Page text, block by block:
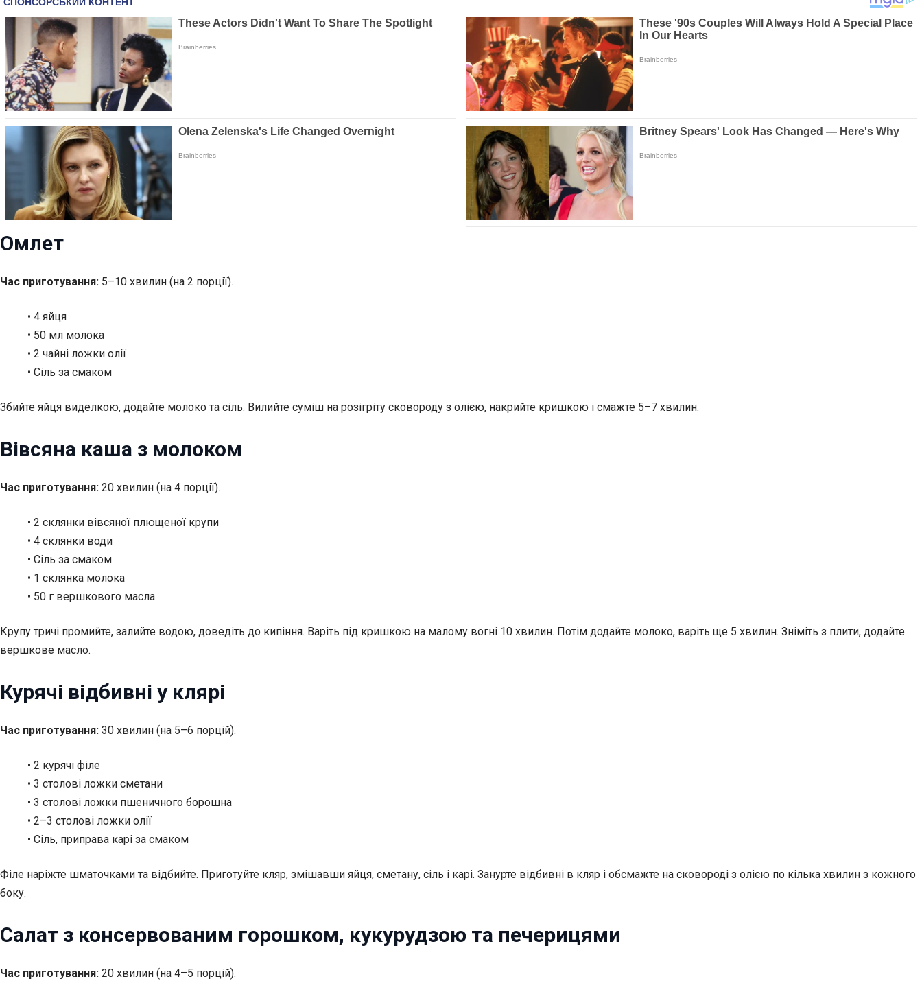
Омлет
Час приготування: 5–10 хвилин (на 2 порції).
• 4 яйця
• 50 мл молока
• 2 чайні ложки олії
• Сіль за смаком
Збийте яйця виделкою, додайте молоко та сіль. Вилийте суміш на розігріту сковороду з олією, накрийте кришкою і смажте 5–7 хвилин.
Вівсяна каша з молоком
Час приготування: 20 хвилин (на 4 порції).
• 2 склянки вівсяної плющеної крупи
• 4 склянки води
• Сіль за смаком
• 1 склянка молока
• 50 г вершкового масла
Крупу тричі промийте, залийте водою, доведіть до кипіння. Варіть під кришкою на малому вогні 10 хвилин. Потім додайте молоко, варіть ще 5 хвилин. Зніміть з плити, додайте
вершкове масло.
Курячі відбивні у клярі
Час приготування: 30 хвилин (на 5–6 порцій).
• 2 курячі філе
• 3 столові ложки сметани
• 3 столові ложки пшеничного борошна
• 2–3 столові ложки олії
• Сіль, приправа карі за смаком
Філе наріжте шматочками та відбийте. Приготуйте кляр, змішавши яйця, сметану, сіль і карі. Занурте відбивні в кляр і обсмажте на сковороді з олією по кілька хвилин з кожного
боку.
Салат з консервованим горошком, кукурудзою та печерицями
Час приготування: 20 хвилин (на 4–5 порцій).